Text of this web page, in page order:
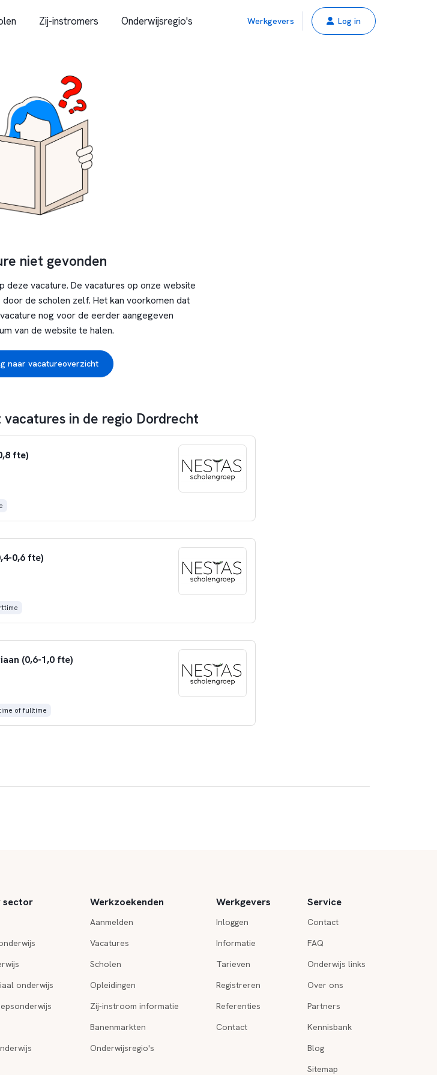
Zij-instromers Onderwijsregio's Werkgevers Log in
niet gevonden
deze vacature. De vacatures op onze website
de scholen zelf. Het kan voorkomen dat
nog voor de eerder aangegeven
van de website te halen.
naar vacatureoverzicht
in de regio Dordrecht
fte)
0,6 fte)
(0,6-1,0 fte)
of fulltime
sector
onderwijs
Werkzoekenden
Aanmelden
Vacatures
Scholen
Opleidingen
Zij-instroom informatie
Banenmarkten
Onderwijsregio's
Werkgevers
Inloggen
Informatie
Tarieven
Registreren
Referenties
Contact
Service
Contact
FAQ
Onderwijs links
Over ons
Partners
Kennisbank
Blog
Sitemap